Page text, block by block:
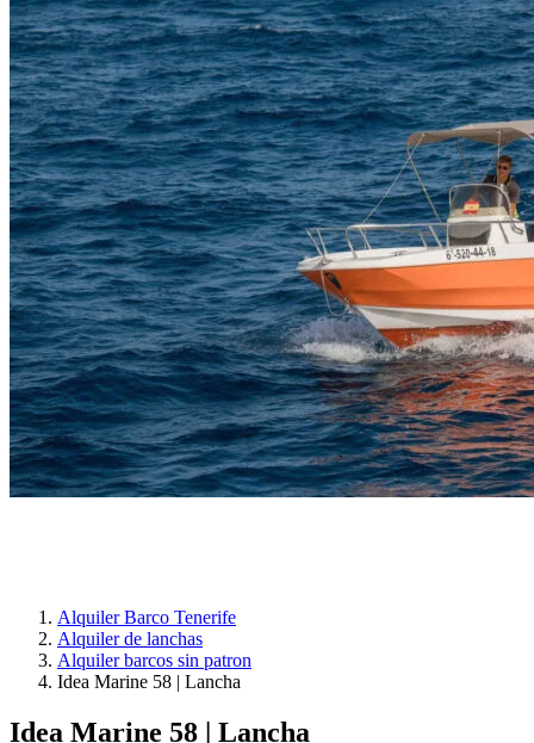
Alquiler Barco Tenerife
Alquiler de lanchas
Alquiler barcos sin patron
Idea Marine 58 | Lancha
Idea Marine 58 | Lancha